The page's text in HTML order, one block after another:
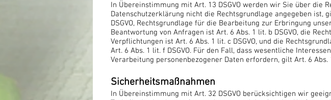
In Übereinstimmung mit Art. 13 DSGVO werden wir Sie über
Datenschutzerklärung nicht die Rechtsgrundlage angegeben ist,
DSGVO, Rechtsgrundlage für die Bearbeitung zur Erbringung
Beantwortung von Anfragen ist Art. 6 Abs. 1 lit. b DSGVO, die
Verpflichtungen ist Art. 6 Abs. 1 lit. c DSGVO, und die
Art. 6 Abs. 1 lit. f DSGVO. Für den Fall, dass wesentliche
Verarbeitung personenbezogener Daten erfordern, gilt Art. 6 Abs.
Sicherheitsmaßnahmen
In Übereinstimmung mit Art. 32 DSGVO berücksichtigen wir